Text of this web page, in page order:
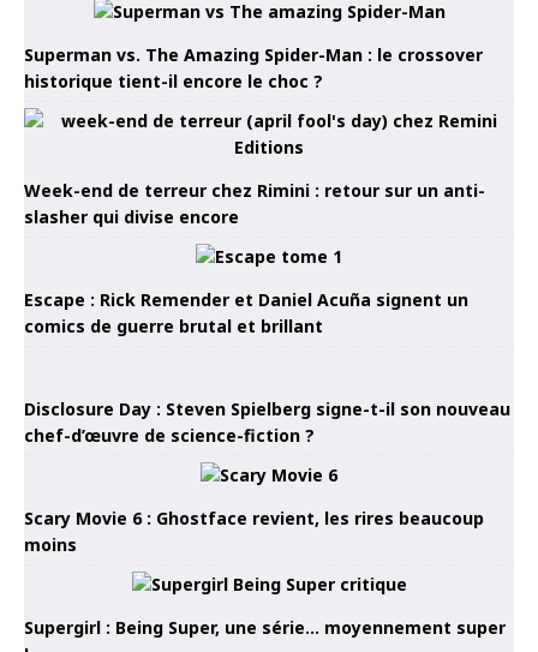
Superman vs. The Amazing Spider-Man : le crossover
historique tient-il encore le choc ?
Week-end de terreur chez Rimini : retour sur un anti-
slasher qui divise encore
Escape : Rick Remender et Daniel Acuña signent un
comics de guerre brutal et brillant
Disclosure Day : Steven Spielberg signe-t-il son nouveau
chef-d’œuvre de science-fiction ?
Scary Movie 6 : Ghostface revient, les rires beaucoup
moins
Supergirl : Being Super, une série… moyennement super